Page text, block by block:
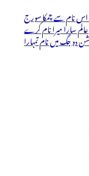
اس نام سے چمکا سورج
سارا میرا نام کرے
دو جگ میں نام تمہارا